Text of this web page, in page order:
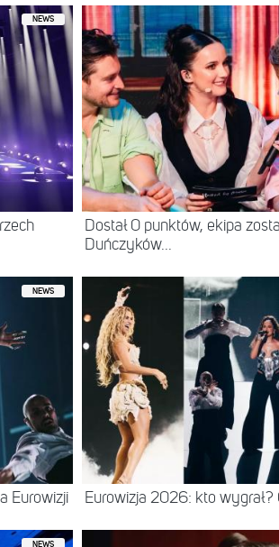
NEWS
Dostał 0 punktów, ekipa
Duńczyków...
NEWS
Eurowizji Eurowizja 2026: kto wygrał?
NEWS